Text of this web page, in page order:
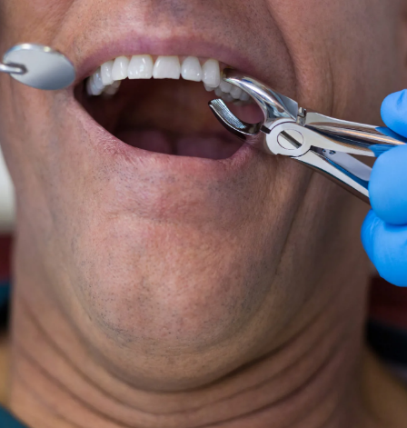
EQUIPO
DIENTES FIJOS EN UN DÍA
ESPECIALIDADES